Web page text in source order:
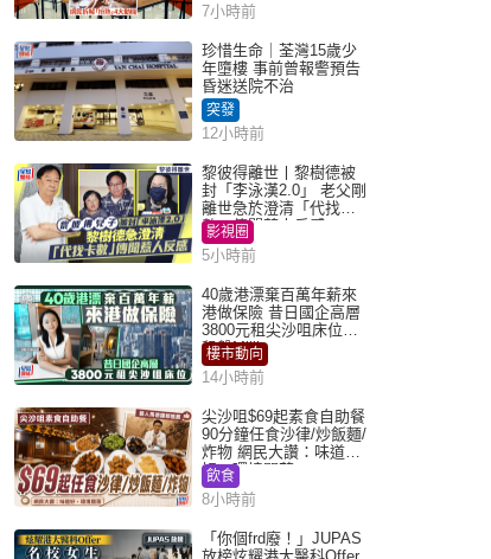
7小時前
珍惜生命｜荃灣15歲少
年墮樓 事前曾報警預告
昏迷送院不治
突發
12小時前
黎彼得離世丨黎樹德被
封「李泳漢2.0」 老父剛
離世急於澄清「代找卡
數」傳聞惹人反感
影視圈
5小時前
40歲港漂棄百萬年薪來
港做保險 昔日國企高層
3800元租尖沙咀床位｜
租盤Million
樓市動向
14小時前
尖沙咀$69起素食自助餐
90分鐘任食沙律/炒飯麵/
炸物 網民大讚：味道
好，環境闊落
飲食
8小時前
「你個frd廢！」JUPAS